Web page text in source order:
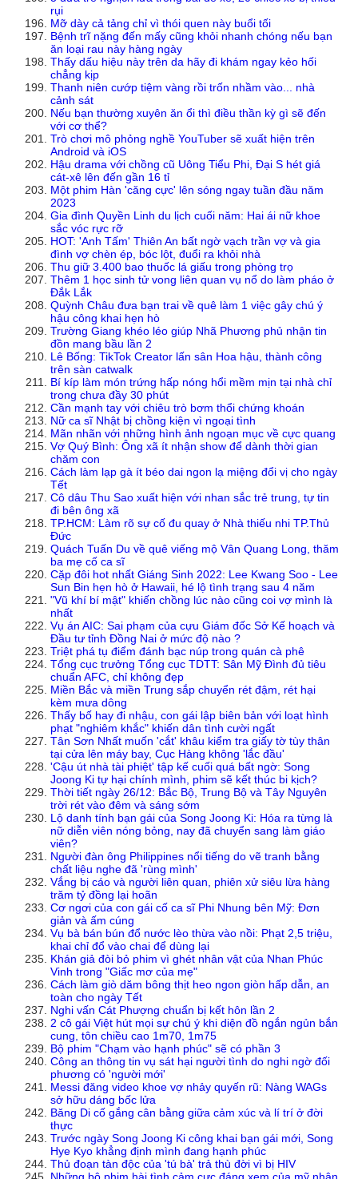
rụi
Mỡ dày cả tảng chỉ vì thói quen này buổi tối
Bệnh trĩ nặng đến mấy cũng khỏi nhanh chóng nếu bạn
ăn loại rau này hàng ngày
Thấy dấu hiệu này trên da hãy đi khám ngay kẻo hối
chẳng kịp
Thanh niên cướp tiệm vàng rồi trốn nhầm vào... nhà
cảnh sát
Nếu bạn thường xuyên ăn ổi thì điều thần kỳ gì sẽ đến
với cơ thể?
Trò chơi mô phỏng nghề YouTuber sẽ xuất hiện trên
Android và iOS
Hậu drama với chồng cũ Uông Tiểu Phi, Đại S hét giá
cát-xê lên đến gần 16 tỉ
Một phim Hàn 'căng cực' lên sóng ngay tuần đầu năm
2023
Gia đình Quyền Linh du lịch cuối năm: Hai ái nữ khoe
sắc vóc rực rỡ
HOT: 'Anh Tấm' Thiên An bất ngờ vạch trần vợ và gia
đình vợ chèn ép, bóc lột, đuổi ra khỏi nhà
Thu giữ 3.400 bao thuốc lá giấu trong phòng trọ
Thêm 1 học sinh tử vong liên quan vụ nổ do làm pháo ở
Đắk Lắk
Quỳnh Châu đưa bạn trai về quê làm 1 việc gây chú ý
hậu công khai hẹn hò
Trường Giang khéo léo giúp Nhã Phương phủ nhận tin
đồn mang bầu lần 2
Lê Bống: TikTok Creator lấn sân Hoa hậu, thành công
trên sàn catwalk
Bí kíp làm món trứng hấp nóng hổi mềm mịn tại nhà chỉ
trong chưa đầy 30 phút
Cần mạnh tay với chiêu trò bơm thổi chứng khoán
Nữ ca sĩ Nhật bị chồng kiện vì ngoại tình
Mãn nhãn với những hình ảnh ngoạn mục về cực quang
Vợ Quý Bình: Ông xã ít nhận show để dành thời gian
chăm con
Cách làm lạp gà ít béo dai ngon lạ miệng đổi vị cho ngày
Tết
Cô dâu Thu Sao xuất hiện với nhan sắc trẻ trung, tự tin
đi bên ông xã
TP.HCM: Làm rõ sự cố đu quay ở Nhà thiếu nhi TP.Thủ
Đức
Quách Tuấn Du về quê viếng mộ Vân Quang Long, thăm
ba mẹ cố ca sĩ
Cặp đôi hot nhất Giáng Sinh 2022: Lee Kwang Soo - Lee
Sun Bin hẹn hò ở Hawaii, hé lộ tình trạng sau 4 năm
"Vũ khí bí mật" khiến chồng lúc nào cũng coi vợ mình là
nhất
Vụ án AIC: Sai phạm của cựu Giám đốc Sở Kế hoạch và
Đầu tư tỉnh Đồng Nai ở mức độ nào ?
Triệt phá tụ điểm đánh bạc núp trong quán cà phê
Tổng cục trưởng Tổng cục TDTT: Sân Mỹ Đình đủ tiêu
chuẩn AFC, chỉ không đẹp
Miền Bắc và miền Trung sắp chuyển rét đậm, rét hại
kèm mưa dông
Thấy bố hay đi nhậu, con gái lập biên bản với loạt hình
phạt "nghiêm khắc" khiến dân tình cười ngất
Tân Sơn Nhất muốn 'cắt' khâu kiểm tra giấy tờ tùy thân
tại cửa lên máy bay, Cục Hàng không 'lắc đầu'
'Cậu út nhà tài phiệt' tập kế cuối quá bất ngờ: Song
Joong Ki tự hại chính mình, phim sẽ kết thúc bi kịch?
Thời tiết ngày 26/12: Bắc Bộ, Trung Bộ và Tây Nguyên
trời rét vào đêm và sáng sớm
Lộ danh tính bạn gái của Song Joong Ki: Hóa ra từng là
nữ diễn viên nóng bỏng, nay đã chuyển sang làm giáo
viên?
Người đàn ông Philippines nổi tiếng do vẽ tranh bằng
chất liệu nghe đã 'rùng mình'
Vắng bị cáo và người liên quan, phiên xử siêu lừa hàng
trăm tỷ đồng lại hoãn
Cơ ngơi của con gái cố ca sĩ Phi Nhung bên Mỹ: Đơn
giản và ấm cúng
Vụ bà bán bún đổ nước lèo thừa vào nồi: Phạt 2,5 triệu,
khai chỉ đổ vào chai để dùng lại
Khán giả đòi bỏ phim vì ghét nhân vật của Nhan Phúc
Vinh trong "Giấc mơ của mẹ"
Cách làm giò dăm bông thịt heo ngon giòn hấp dẫn, an
toàn cho ngày Tết
Nghi vấn Cát Phượng chuẩn bị kết hôn lần 2
2 cô gái Việt hút mọi sự chú ý khi diện đồ ngắn ngủn bắn
cung, tôn chiều cao 1m70, 1m75
Bộ phim "Chạm vào hạnh phúc" sẽ có phần 3
Công an thông tin vụ sát hại người tình do nghi ngờ đối
phương có 'người mới'
Messi đăng video khoe vợ nhảy quyến rũ: Nàng WAGs
sở hữu dáng bốc lửa
Băng Di cố gắng cân bằng giữa cảm xúc và lí trí ở đời
thực
Trước ngày Song Joong Ki công khai bạn gái mới, Song
Hye Kyo khẳng định mình đang hạnh phúc
Thủ đoạn tàn độc của 'tú bà' trả thù đời vì bị HIV